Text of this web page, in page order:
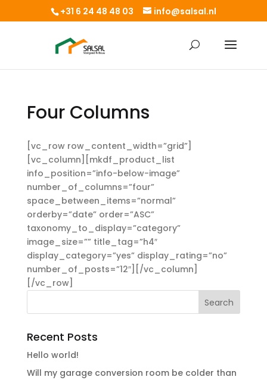
+31 6 24 48 48 03 info@salsal.nl
Four Columns
[vc_row row_content_width=”grid”]
[vc_column][mkdf_product_list
info_position=”info-below-image”
number_of_columns=”four”
space_between_items=”normal”
orderby=”date” order=”ASC”
taxonomy_to_display=”category”
image_size=”” title_tag=”h4″
display_category=”yes” display_rating=”no”
number_of_posts=”12″][/vc_column]
[/vc_row]
Recent Posts
Hello world!
Will my garage conversion room be colder than